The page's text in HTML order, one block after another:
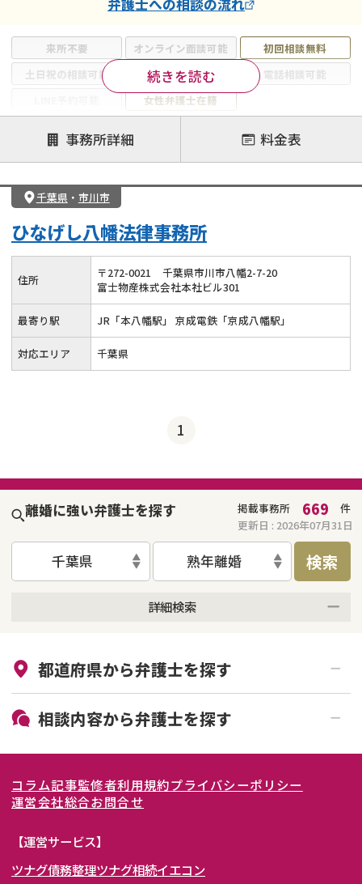
来所不要 オンライン面談可能
初回相談無料
土日祝の相談可能
19時以降電話可能
電話相談可能
女性弁護士在籍
注力案件
離婚前相談
離婚調停
離婚裁判
親権・面会交流権
DV
モラハラ
不貞・不倫慰謝料請求
財産分与
内縁の夫婦
続きを読む
弁護士への相談の流れ
事務所詳細 料金表
千葉県 ・ 市川市
ひなげし八幡法律事務所
住所 〒272-0021
千葉県市川市八幡2-7-20
富士物産株式会社本社ビル301
最寄り駅 JR「本八幡駅」 京成電鉄「京成八幡駅」
対応エリア 千葉県
1
離婚に強い弁護士を探す 掲載事務所 669
件
更新日 : 2026年07月31日
千葉県 熟年離婚 検索
詳細検索
初回相談無料
土日祝の相談可能
都道府県から弁護士を探す
北海道・東北
北海道 青森県
岩手県 宮城県
秋田県
関東
東京都 神奈川県
埼玉県
東海
愛知県
関西
相談内容から弁護士を探す
離婚裁判
親権・面会交流権
不貞・不倫慰謝料請求
コラム記事監修者利用規約プライバシーポリシー
運営会社総合お問合せ
【運営サービス】
ツナグ債務整理ツナグ相続イエコン